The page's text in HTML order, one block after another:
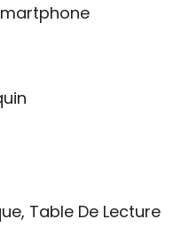
Table De Lecture